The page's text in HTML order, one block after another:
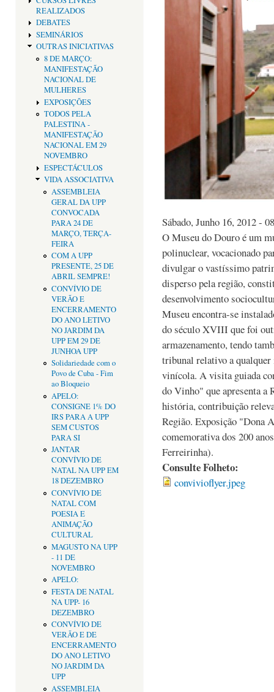
REALIZADOS
DEBATES
SEMINÁRIOS
OUTRAS INICIATIVAS
8 DE MARÇO:
MANIFESTAÇÃO
NACIONAL DE
MULHERES
EXPOSIÇÕES
TODOS PELA
PALESTINA -
MANIFESTAÇÃO
NACIONAL EM 29
NOVEMBRO
ESPECTÁCULOS
VIDA ASSOCIATIVA
ASSEMBLEIA
GERAL DA UPP
CONVOCADA
PARA 24 DE
MARÇO, TERÇA-
FEIRA
COM A UPP
PRESENTE, 25 DE
ABRIL SEMPRE!
CONVÍVIO DE
VERÃO E
ENCERRAMENTO
DO ANO LETIVO
NO JARDIM DA
UPP EM 29 DE
JUNHOA UPP
Solidariedade com o
Povo de Cuba - Fim
ao Bloqueio
APELO:
CONSIGNE 1% DO
IRS PARA A UPP
SEM CUSTOS
PARA SI
JANTAR
CONVÍVIO DE
NATAL NA UPP EM
18 DEZEMBRO
CONVÍVIO DE
NATAL COM
POESIA E
ANIMAÇÃO
CULTURAL
MAGUSTO NA UPP
- 11 DE
NOVEMBRO
APELO:
FESTA DE NATAL
NA UPP- 16
DEZEMBRO
CONVÍVIO DE
VERÃO E DE
ENCERRAMENTO
DO ANO LETIVO
NO JARDIM DA
UPP
ASSEMBLEIA
Sábado, Junho 16, 2012 -
O Museu do Douro é um
polinuclear, vocacionado
divulgar o vastíssimo
disperso pela região,
desenvolvimento
Museu encontra-se
do século XVIII que foi
armazenamento, tendo
tribunal relativo a qualquer
vinícola. A visita guiada
do Vinho" que apresenta a
história, contribuição
Região. Exposição "Dona
comemorativa dos 200
Ferreirinha).
Consulte Folheto:
convivioflyer.jpeg